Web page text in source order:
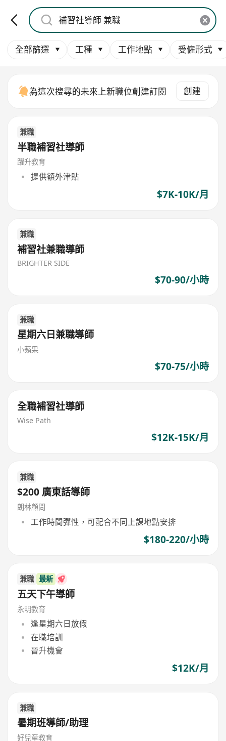
全部篩選 工種 工作地點 受僱形式
為這次搜尋的未來上新職位創建訂閱 創建
兼職
半職補習社導師
躍升教育
提供額外津貼
$7K-10K/月
兼職
補習社兼職導師
BRIGHTER SIDE
$70-90/小時
兼職
星期六日兼職導師
小蘋果
$70-75/小時
全職補習社導師
Wise Path
$12K-15K/月
兼職
$200 廣東話導師
朗林顧問
工作時間彈性，可配合不同上課地點安排
$180-220/小時
兼職 最新
五天下午導師
永明教育
逢星期六日放假
在職培訓
晉升機會
$12K/月
兼職
暑期班導師/助理
好兒童教育